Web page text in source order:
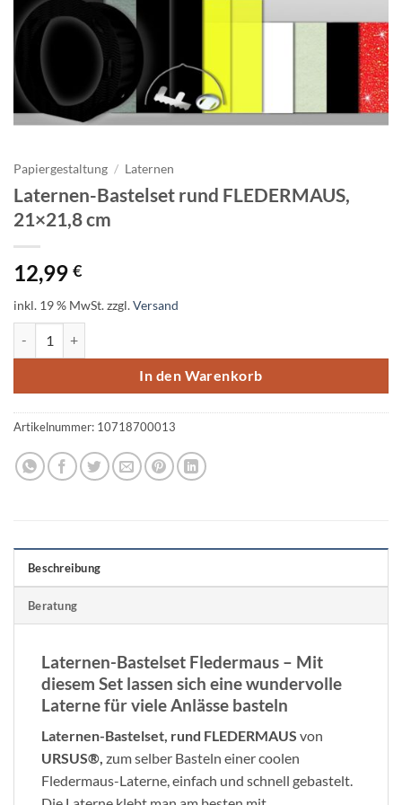
Papiergestaltung / Laternen
Laternen-Bastelset rund FLEDERMAUS,
21×21,8 cm
12,99 €
inkl. 19 % MwSt.zzgl.Versand
In den Warenkorb
Artikelnummer: 10718700013
Beschreibung
Beratung
Laternen-Bastelset Fledermaus – Mit
diesem Set lassen sich eine wundervolle
Laterne für viele Anlässe basteln
Laternen-Bastelset, rund FLEDERMAUS von
URSUS®, zum selber Basteln einer coolen
Fledermaus-Laterne, einfach und schnell gebastelt.